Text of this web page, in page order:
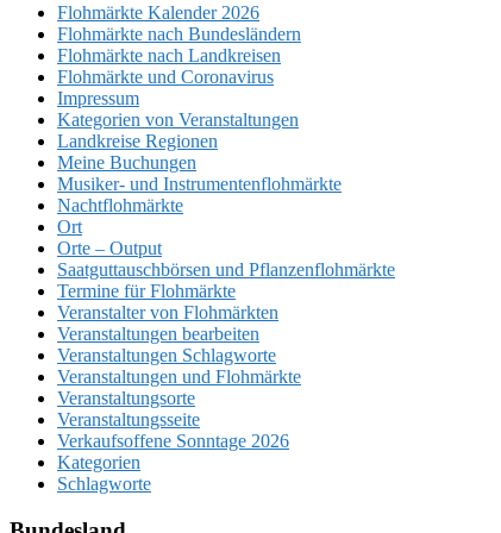
Flohmärkte Kalender 2026
Flohmärkte nach Bundesländern
Flohmärkte nach Landkreisen
Flohmärkte und Coronavirus
Impressum
Kategorien von Veranstaltungen
Landkreise Regionen
Meine Buchungen
Musiker- und Instrumentenflohmärkte
Nachtflohmärkte
Ort
Orte – Output
Saatguttauschbörsen und Pflanzenflohmärkte
Termine für Flohmärkte
Veranstalter von Flohmärkten
Veranstaltungen bearbeiten
Veranstaltungen Schlagworte
Veranstaltungen und Flohmärkte
Veranstaltungsorte
Veranstaltungsseite
Verkaufsoffene Sonntage 2026
Kategorien
Schlagworte